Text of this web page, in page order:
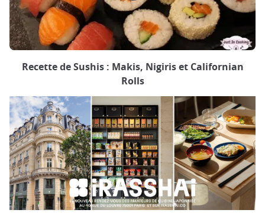
Recette de Sushis : Makis, Nigiris et Californian
Rolls